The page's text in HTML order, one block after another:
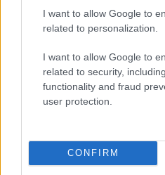
I want to allow Google to
related to personalization.
I want to allow Google to
related to security,
functionality and fraud
user protection.
CONFIRM
ESKÜVŐT
Jubileumi fogadalom